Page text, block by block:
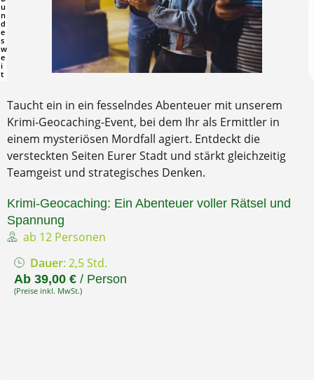
u
n
d
e
s
w
e
i
t
ab 12 Personen
Krimi-Geocaching: Ein Abenteuer voller Rätsel und
Spannung
Taucht ein in ein fesselndes Abenteuer mit unserem
Krimi-Geocaching-Event, bei dem Ihr als Ermittler in
einem mysteriösen Mordfall agiert. Entdeckt die
versteckten Seiten Eurer Stadt und stärkt gleichzeitig
Teamgeist und strategisches Denken.
Dauer: 2,5 Std.
Ab 39,00 € / Person
(Preise inkl. MwSt.)